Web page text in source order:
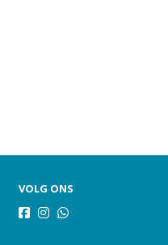
VOLG ONS